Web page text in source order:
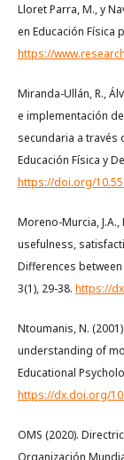
Lloret Parra, M., y
en Educación Física
https://
Miranda-Ullán, R.,
e implementación
secundaria a través
Educación Física y
https://doi.org/
Moreno-Murcia, J.A.,
usefulness,
Differences
3(1), 29-38. https://
Ntoumanis, N.
understanding of
Educational
https://dx.doi.org/
OMS (2020).